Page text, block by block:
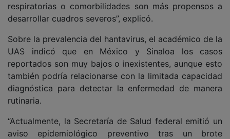
respiratorias o comorbilidades son más propensos a
desarrollar cuadros severos”, explicó.
Sobre la prevalencia del hantavirus, el académico de la
UAS indicó que en México y Sinaloa los casos
reportados son muy bajos o inexistentes, aunque esto
también podría relacionarse con la limitada capacidad
diagnóstica para detectar la enfermedad de manera
rutinaria.
“Actualmente, la Secretaría de Salud federal emitió un
aviso epidemiológico preventivo tras un brote